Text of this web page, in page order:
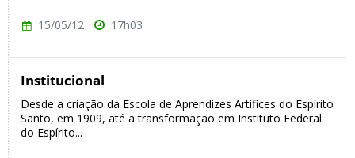
15/05/12 17h03
Institucional
Desde a criação da Escola de Aprendizes Artífices do Espírito
Santo, em 1909, até a transformação em Instituto Federal
do Espírito...